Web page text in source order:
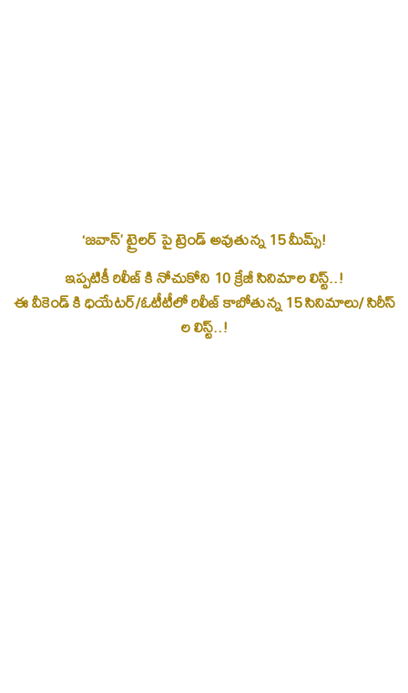
‘జవాన్’ ట్రైలర్ పై ట్రెండ్ అవుతున్న 15 మీమ్స్!
ఇప్పటికీ రిలీజ్ కి నోచుకోని 10 క్రేజీ సినిమాల లిస్ట్..!
ఈ వీకెండ్ కి ధియేటర్/ఓటీటీలో రిలీజ్ కాబోతున్న 15 సినిమాలు/ సిరీస్
ల లిస్ట్..!